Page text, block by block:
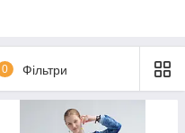
0 Фільтри